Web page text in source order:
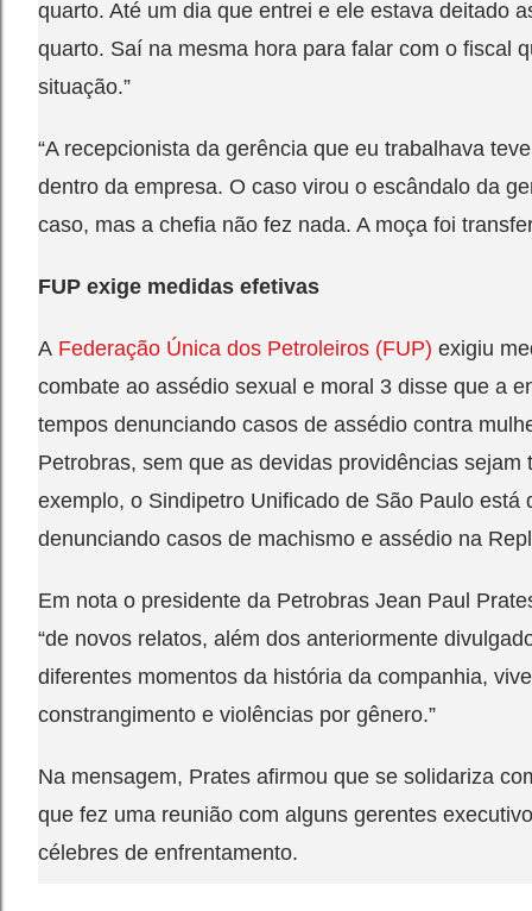
quarto. Até um dia que entrei e ele estava deitado
quarto. Saí na mesma hora para falar com o fiscal
situação.”
“A recepcionista da gerência que eu trabalhava
dentro da empresa. O caso virou o escândalo da
caso, mas a chefia não fez nada. A moça foi
FUP exige medidas efetivas
A Federação Única dos Petroleiros (FUP) exigiu
combate ao assédio sexual e moral 3 disse que a
tempos denunciando casos de assédio contra
Petrobras, sem que as devidas providências
exemplo, o Sindipetro Unificado de São Paulo está
denunciando casos de machismo e assédio na
Em nota o presidente da Petrobras Jean Paul
“de novos relatos, além dos anteriormente
diferentes momentos da história da companhia,
constrangimento e violências por gênero.”
Na mensagem, Prates afirmou que se solidariza
que fez uma reunião com alguns gerentes
célebres de enfrentamento.